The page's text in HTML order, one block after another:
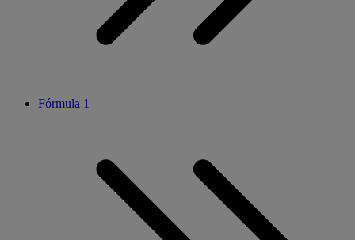
Fórmula 1